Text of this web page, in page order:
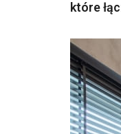
które